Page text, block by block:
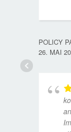
POLICY
26. MAI